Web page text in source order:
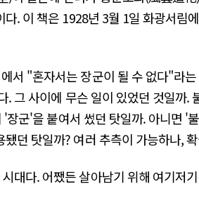
. 이 책은 1928년 3월 1일 화광서림
서 "혼자서는 장군이 될 수 없다"라
. 그 사이에 무슨 일이 있었던 것일까
군'을 붙여서 썼던 탓일까. 아니면 '
던 탓일까? 여러 추측이 가능하나,
대다. 어쨌든 살아남기 위해 여기저